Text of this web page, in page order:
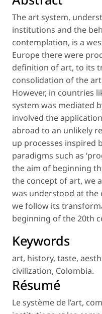
The art system,
institutions and the
contemplation, is a
Europe there were
definition of art, to its
consolidation of the
However, in countries
system was mediated
involved the
abroad to an unlikely
up processes inspired
paradigms such as
the aim of beginning
the concept of art, we
was understood at the
we follow its
beginning of the 20th
Keywords
art, history, taste,
civilization, Colombia.
Résumé
Le système de l’art,